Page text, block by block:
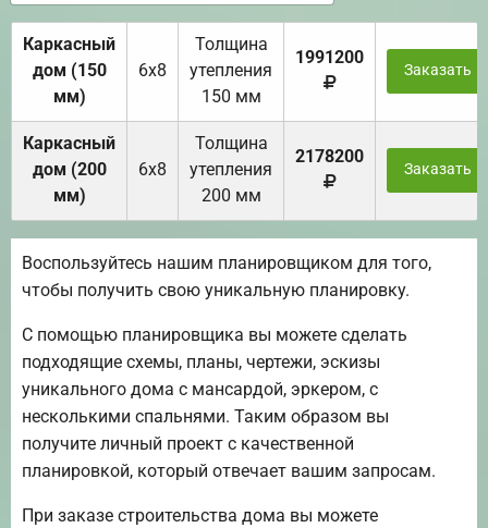
Каркасный
дом (150
мм)
6х8
Толщина
утепления
150 мм
1991200
Заказать
Каркасный
дом (200
мм)
6х8
Толщина
утепления
200 мм
2178200
Заказать
Воспользуйтесь нашим планировщиком для того,
чтобы получить свою уникальную планировку.
С помощью планировщика вы можете сделать
подходящие схемы, планы, чертежи, эскизы
уникального дома с мансардой, эркером, с
несколькими спальнями. Таким образом вы
получите личный проект с качественной
планировкой, который отвечает вашим запросам.
При заказе строительства дома вы можете